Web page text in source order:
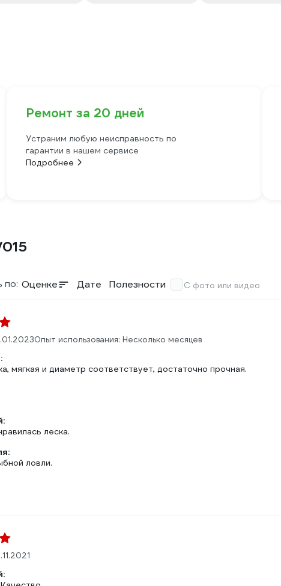
Ремонт за 20 дней
Устраним любую неисправность по
гарантии в нашем сервисе
Подробнее
по: Оценке Дате Полезности С фото или видео
Опыт использования: Несколько месяцев
мягкая и диаметр соответствует, достаточно прочная.
леска.
ловли.